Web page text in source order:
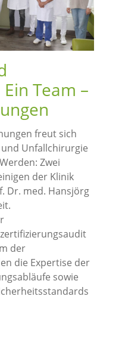
Team –
freut sich
Unfallchirurgie
Zwei
der Klinik
Dr. med. Hansjörg
der
die Expertise der
sowie